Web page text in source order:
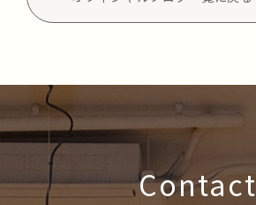
Contact